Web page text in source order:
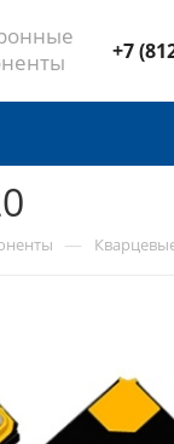
+7
—